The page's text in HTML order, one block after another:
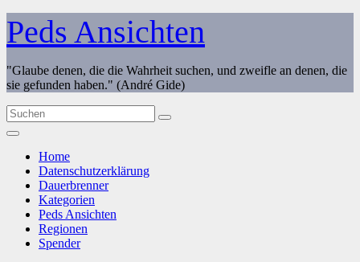
Zum
Inhalt
springen
Peds Ansichten
"Glaube denen, die die Wahrheit suchen, und zweifle an denen, die
sie gefunden haben." (André Gide)
Home
Datenschutzerklärung
Dauerbrenner
Kategorien
Peds Ansichten
Regionen
Spender